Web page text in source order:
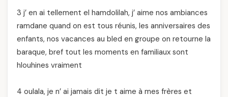
3 j’ en ai tellement el hamdolilah, j’ aime nos ambiances
ramdane quand on est tous réunis, les anniversaires des
enfants, nos vacances au bled en groupe on retourne la
baraque, bref tout les moments en familiaux sont
hlouhines vraiment
4 oulala, je n’ ai jamais dit je t aime à mes frères et